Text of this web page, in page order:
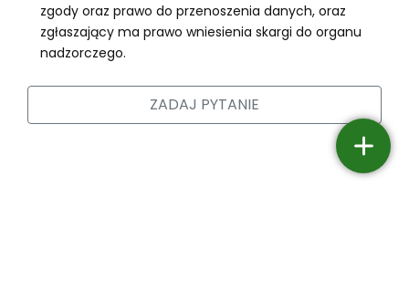
zgody oraz prawo do przenoszenia danych, oraz
zgłaszający ma prawo wniesienia skargi do organu
nadzorczego.